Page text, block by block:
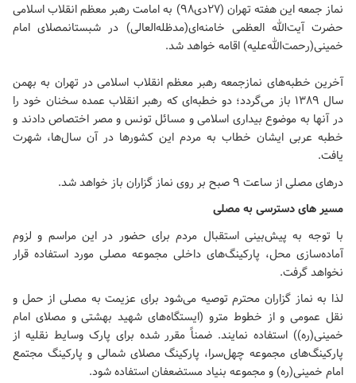
نماز جمعه این هفته تهران (۲۷دی۹۸) به امامت رهبر معظم انقلاب اسلامی
حضرت آیت‌الله العظمی خامنه‌ای(مدظله‌العالی) در شبستانمصلای امام
خمینی(رحمت‌الله‌علیه) اقامه خواهد شد.
آخرین خطبه‌های نمازجمعه رهبر معظم انقلاب اسلامی در تهران به بهمن
سال ۱۳۸۹ باز می‌گردد؛ دو خطبه‌ای که رهبر انقلاب عمده سخنان خود را
در آنها به موضوع بیداری اسلامی و مسائل تونس و مصر اختصاص دادند و
خطبه عربی ایشان خطاب به مردم این کشورها در آن سال‌ها، شهرت
یافت.
درهای مصلی از ساعت 9 صبح بر روی نماز گزاران باز خواهد شد.
مسیر های دسترسی به مصلی
با توجه به پیش‌بینی استقبال مردم برای حضور در این مراسم و لزوم
آماده‌سازی محل، پارکینگ‌های داخلی مجموعه مصلی مورد استفاده قرار
نخواهد گرفت.
لذا به نماز گزاران محترم توصیه می‌شود برای عزیمت به مصلی از حمل و
نقل عمومی و از خطوط مترو (ایستگاه‌های شهید بهشتی و مصلای امام
خمینی(ره)) استفاده نمایند. ضمناً مقرر شده برای پارک وسایط نقلیه از
پارکینگ‌های مجموعه چهل‌سرا، پارکینگ مصلای شمالی و پارکینگ مجتمع
امام خمینی(ره) و مجموعه بنیاد مستضعفان استفاده شود.